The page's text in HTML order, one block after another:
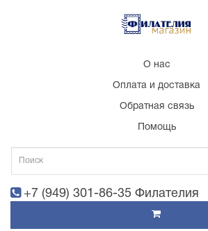
О нас
Оплата и доставка
Обратная связь
Помощь
+7 (949) 301-86-35 Филателия